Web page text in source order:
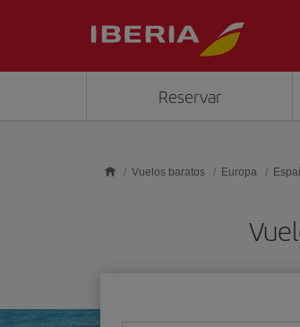
Reservar
Vuelos baratos Europa